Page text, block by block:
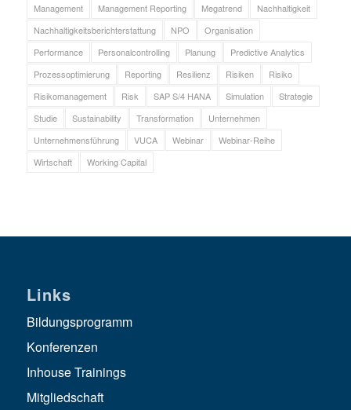
Management
Management Reporting Megatrend
Nachhaltigkeit
Nachhaltigkeitsberichterstattung
NPO
Organisation
Performance
Personalcontrolling Planung
Predictive Analytics
Prozessoptimierung
Reporting Resilienz Risiken
Risiko
Risikomanagement
Risk SAP S/4 HANA Simulation
Strategie
Studie
Sustainability Transformation
Unternehmen
Unternehmensführung
VUCA Webinar
Webinar-Reihe
Wirtschaft
Working Capital
Links
Bildungsprogramm
Konferenzen
Inhouse Trainings
Mitgliedschaft